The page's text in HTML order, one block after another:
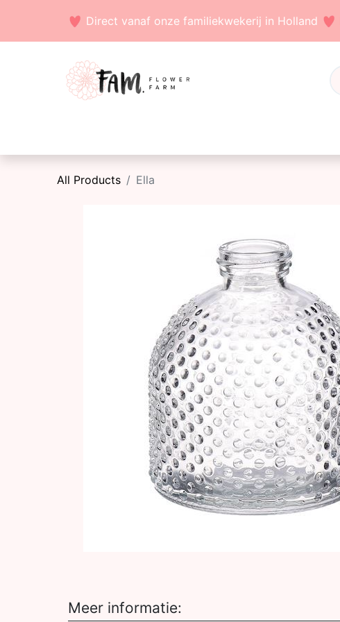
Direct vanaf onze familiekwekerij in Holland
All Products Ella
Meer informatie: